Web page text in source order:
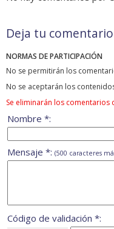
Deja tu comentario
NORMAS DE PARTICIPACIÓN
No se permitirán los
No se aceptarán los
Se eliminarán los
Nombre *:
Mensaje *: (500 caracteres
Código de validación *: